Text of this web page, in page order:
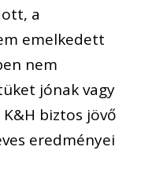
a
emelkedett
nem
jónak vagy
biztos jövő
eredményei